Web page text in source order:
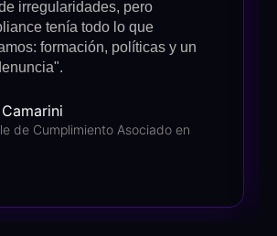
irregularidades, pero
tenía todo lo que
formación, políticas y un
de Cumplimiento Asociado en